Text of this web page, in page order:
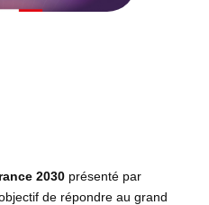
2030présenté par
de répondre au grand